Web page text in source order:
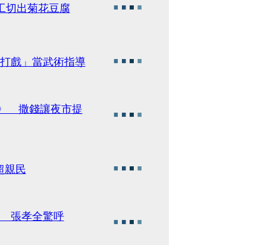
出菊花豆腐
戲」當武術指導
撒錢讓夜市提
親民
張孝全驚呼